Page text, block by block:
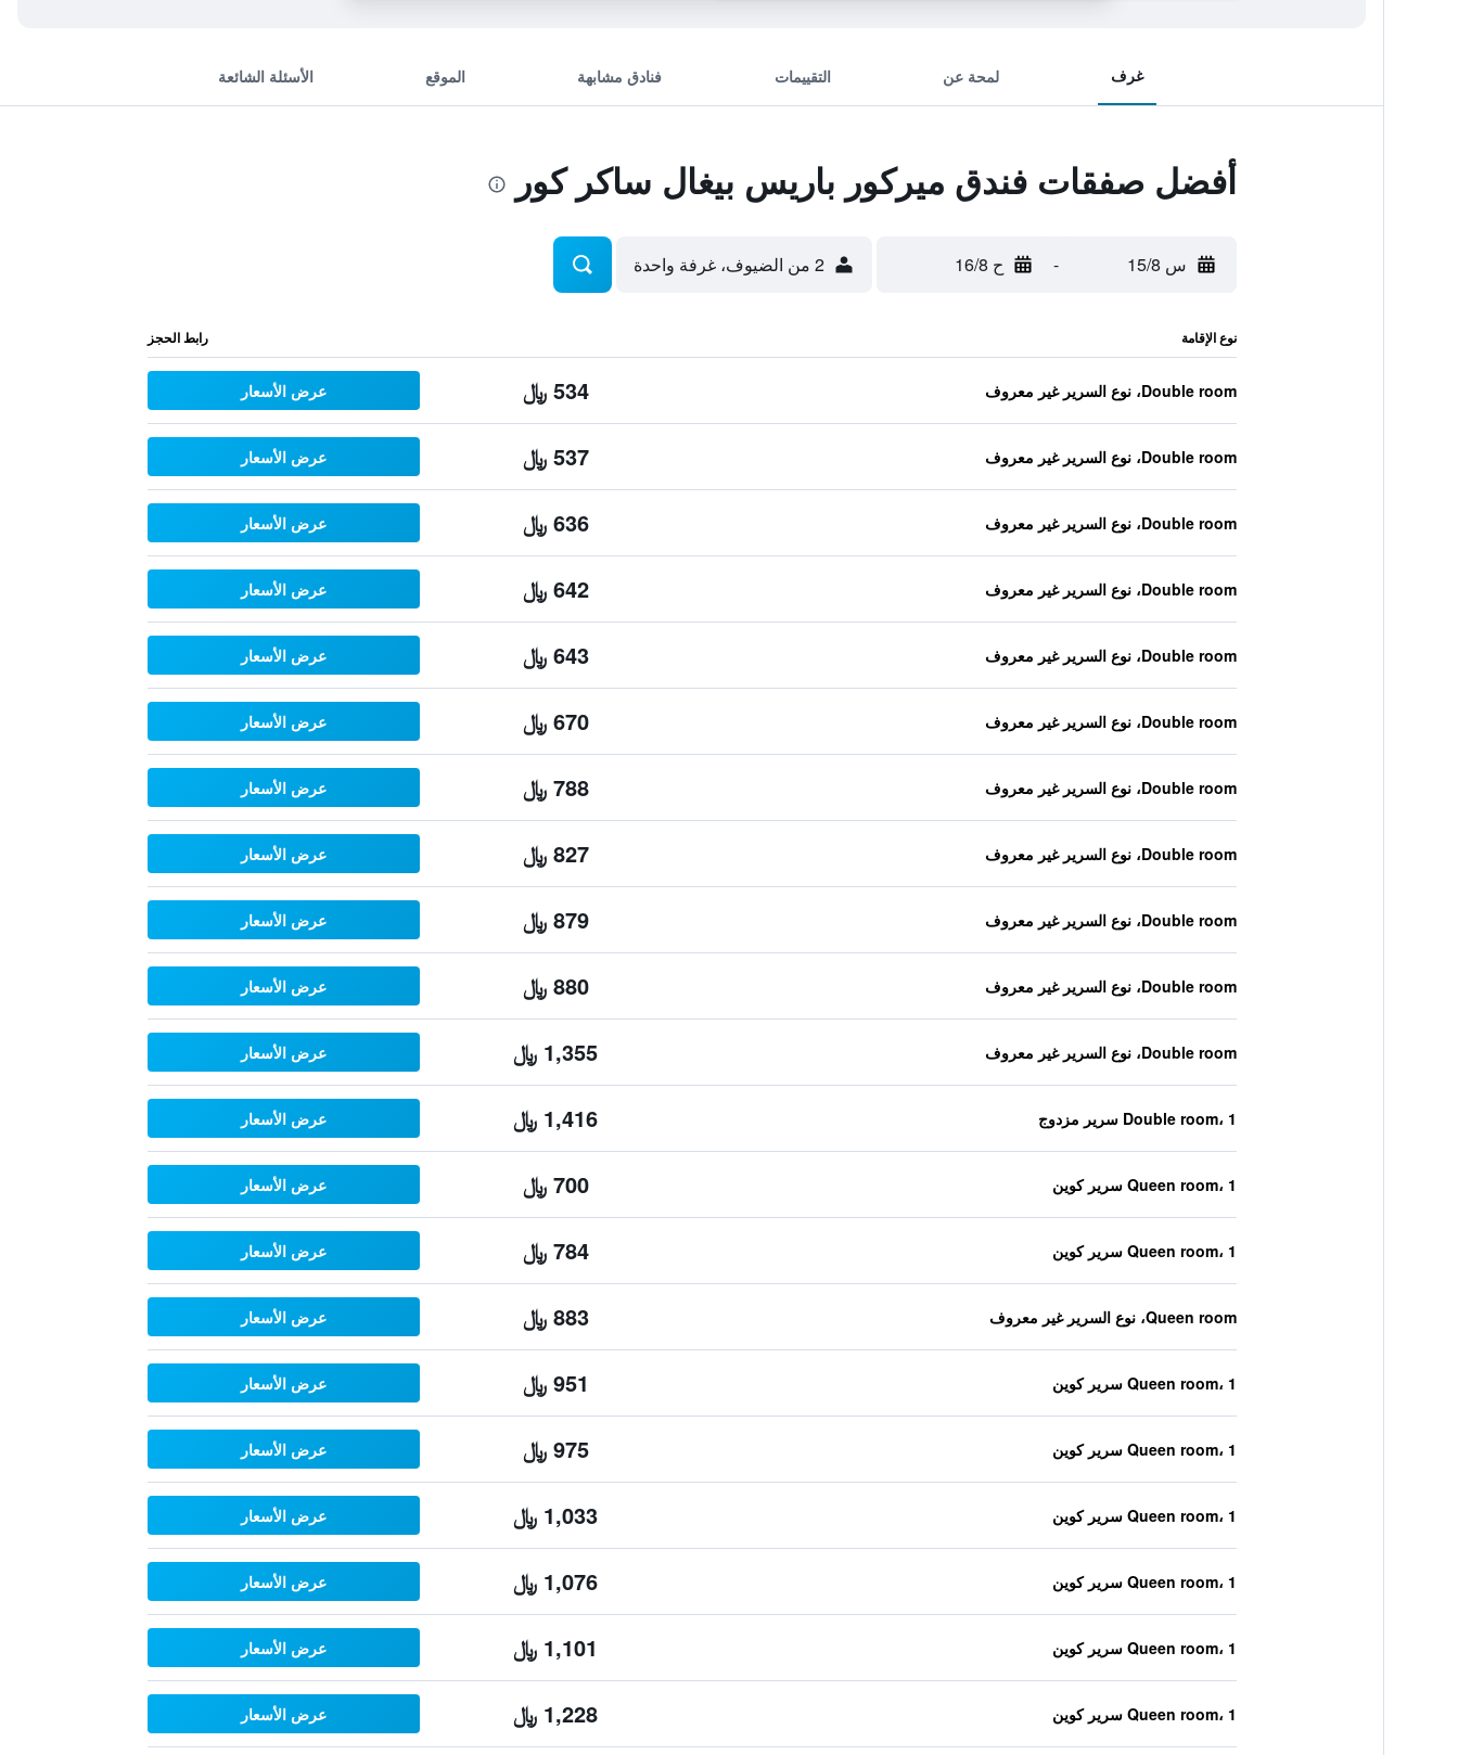
غرف لمحة عن التقييمات فنادق مشابهة الموقع الأسئلة الشائعة
أفضل صفقات فندق ميركور باريس بيغال ساكر كور
س 15/8 - ح 16/8 2 من الضيوف، غرفة واحدة
نوع الإقامة رابط الحجز
Double room، نوع السرير غير معروف 534 ﷼ عرض الأسعار
Double room، نوع السرير غير معروف 537 ﷼ عرض الأسعار
Double room، نوع السرير غير معروف 636 ﷼ عرض الأسعار
Double room، نوع السرير غير معروف 642 ﷼ عرض الأسعار
Double room، نوع السرير غير معروف 643 ﷼ عرض الأسعار
Double room، نوع السرير غير معروف 670 ﷼ عرض الأسعار
Double room، نوع السرير غير معروف 788 ﷼ عرض الأسعار
Double room، نوع السرير غير معروف 827 ﷼ عرض الأسعار
Double room، نوع السرير غير معروف 879 ﷼ عرض الأسعار
Double room، نوع السرير غير معروف 880 ﷼ عرض الأسعار
Double room، نوع السرير غير معروف 1,355 ﷼ عرض الأسعار
Double room، 1 سرير مزدوج 1,416 ﷼ عرض الأسعار
Queen room، 1 سرير كوين 700 ﷼ عرض الأسعار
Queen room، 1 سرير كوين 784 ﷼ عرض الأسعار
Queen room، نوع السرير غير معروف 883 ﷼ عرض الأسعار
Queen room، 1 سرير كوين 951 ﷼ عرض الأسعار
Queen room، 1 سرير كوين 975 ﷼ عرض الأسعار
Queen room، 1 سرير كوين 1,033 ﷼ عرض الأسعار
Queen room، 1 سرير كوين 1,076 ﷼ عرض الأسعار
Queen room، 1 سرير كوين 1,101 ﷼ عرض الأسعار
Queen room، 1 سرير كوين 1,228 ﷼ عرض الأسعار